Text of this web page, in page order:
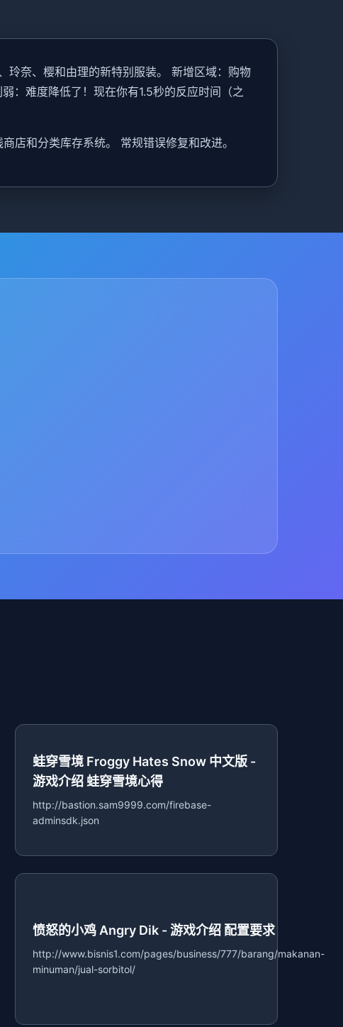
玲奈、樱和由理的新特别服装。 新增区域：购物
：难度降低了！现在你有1.5秒的反应时间（之
和分类库存系统。 常规错误修复和改进。
蛙穿雪境 Froggy Hates Snow 中文版 -
游戏介绍 蛙穿雪境心得
http://bastion.sam9999.com/firebase-
adminsdk.json
愤怒的小鸡 Angry Dik - 游戏介绍 配置要求
http://www.bisnis1.com/pages/business/777/barang/makanan-
minuman/jual-sorbitol/